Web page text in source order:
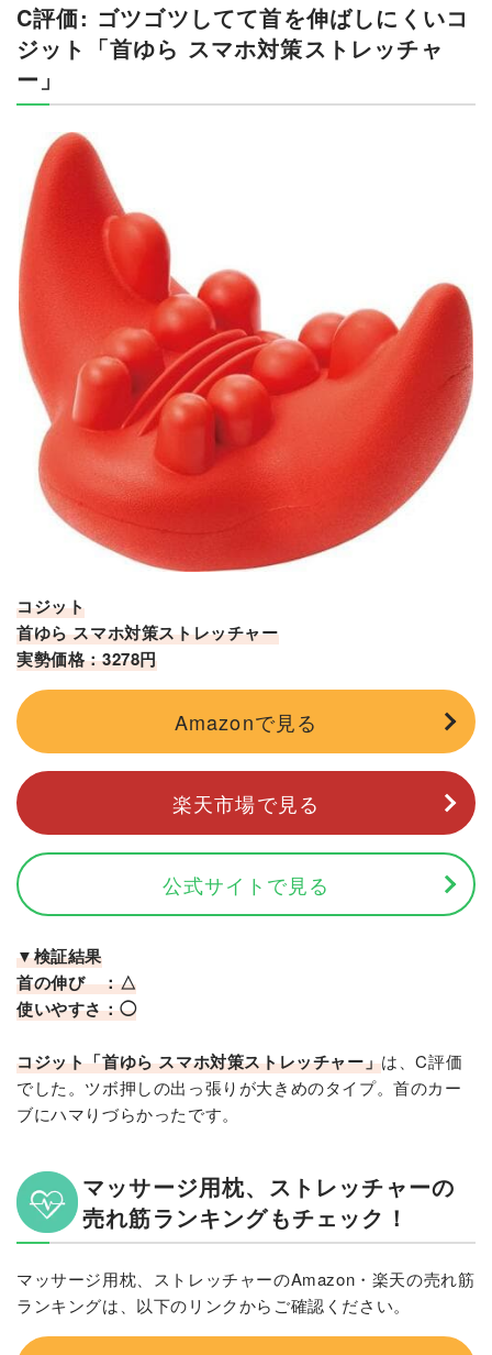
C評価: ゴツゴツしてて首を伸ばしにくいコ
ジット「首ゆら スマホ対策ストレッチャ
ー」
コジット
首ゆら スマホ対策ストレッチャー
実勢価格：3278円
Amazonで見る
楽天市場で見る
公式サイトで見る
▼検証結果
首の伸び ：△
使いやすさ：◯
コジット「首ゆら スマホ対策ストレッチャー」は、C評価
でした。ツボ押しの出っ張りが大きめのタイプ。首のカー
ブにハマりづらかったです。
マッサージ用枕、ストレッチャーの
売れ筋ランキングもチェック！
マッサージ用枕、ストレッチャーのAmazon・楽天の売れ筋
ランキングは、以下のリンクからご確認ください。